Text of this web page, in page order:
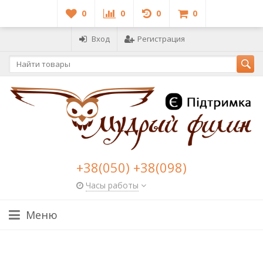
0 0 0 0
Вход Регистрация
+38(050) +38(098)
Часы работы
Меню